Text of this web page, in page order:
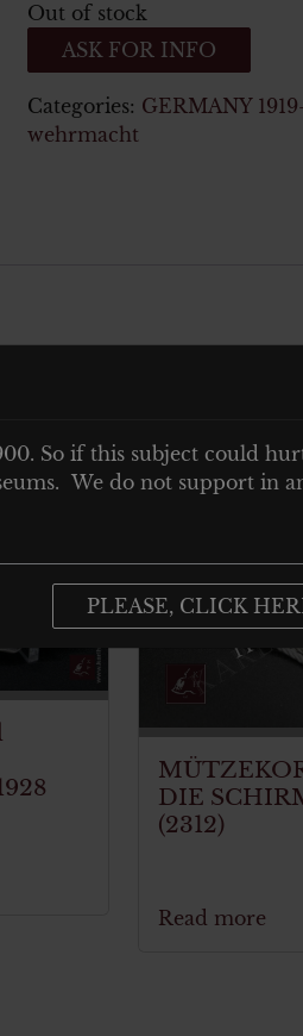
Out of stock
ASK FOR INFO
Categories: GERMANY
wehrmacht
WK2
ITEM
DIE
(2312)
Read more
So if this subject could
We do not support in
PLEASE, CLICK